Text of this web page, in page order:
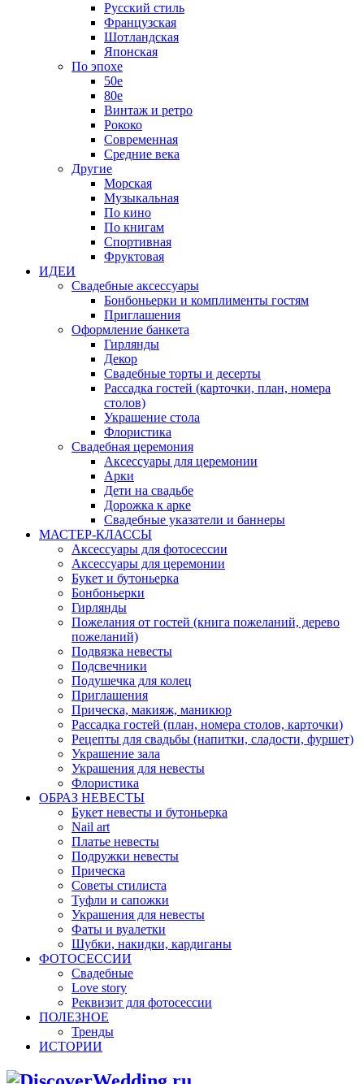
Русский стиль
Французская
Шотландская
Японская
По эпохе
50е
80е
Винтаж и ретро
Рококо
Современная
Средние века
Другие
Морская
Музыкальная
По кино
По книгам
Спортивная
Фруктовая
ИДЕИ
Свадебные аксессуары
Бонбоньерки и комплименты гостям
Приглашения
Оформление банкета
Гирлянды
Декор
Свадебные торты и десерты
Рассадка гостей (карточки, план, номера
столов)
Украшение стола
Флористика
Свадебная церемония
Аксессуары для церемонии
Арки
Дети на свадьбе
Дорожка к арке
Свадебные указатели и баннеры
МАСТЕР-КЛАССЫ
Аксессуары для фотосессии
Аксессуары для церемонии
Букет и бутоньерка
Бонбоньерки
Гирлянды
Пожелания от гостей (книга пожеланий, дерево
пожеланий)
Подвязка невесты
Подсвечники
Подушечка для колец
Приглашения
Прическа, макияж, маникюр
Рассадка гостей (план, номера столов, карточки)
Рецепты для свадьбы (напитки, сладости, фуршет)
Украшение зала
Украшения для невесты
Флористика
ОБРАЗ НЕВЕСТЫ
Букет невесты и бутоньерка
Nail art
Платье невесты
Подружки невесты
Прическа
Советы стилиста
Туфли и сапожки
Украшения для невесты
Фаты и вуалетки
Шубки, накидки, кардиганы
ФОТОСЕССИИ
Свадебные
Love story
Реквизит для фотосессии
ПОЛЕЗНОЕ
Тренды
ИСТОРИИ